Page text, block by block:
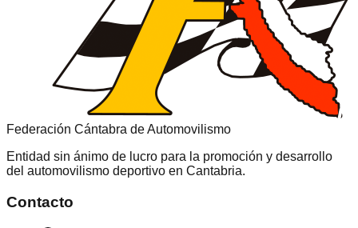
Federación Cántabra de Automovilismo
Entidad sin ánimo de lucro para la promoción y desarrollo
del automovilismo deportivo en Cantabria.
Contacto